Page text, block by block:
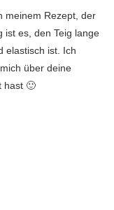
meinem Rezept, der
ist es, den Teig lange
elastisch ist. Ich
über deine
hast 🙂